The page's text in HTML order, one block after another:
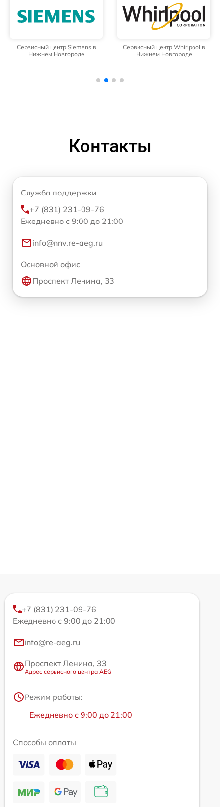
Сервисный центр Siemens в
Нижнем Новгороде
Сервисный центр Whirlpool в
Нижнем Новгороде
Контакты
Служба поддержки
+7 (831) 231-09-76
Ежедневно с 9:00 до 21:00
info@nnv.re-aeg.ru
Основной офис
Проспект Ленина, 33
+7 (831) 231-09-76
Ежедневно с 9:00 до 21:00
info@re-aeg.ru
Проспект Ленина, 33
Адрес сервисного центра AEG
Режим работы:
Ежедневно с 9:00 до 21:00
Способы оплаты